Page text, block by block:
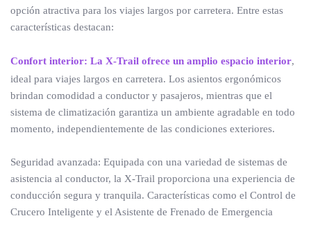
opción atractiva para los viajes largos por carretera. Entre estas
características destacan:
Confort interior: La X-Trail ofrece un amplio espacio interior,
ideal para viajes largos en carretera. Los asientos ergonómicos
brindan comodidad a conductor y pasajeros, mientras que el
sistema de climatización garantiza un ambiente agradable en todo
momento, independientemente de las condiciones exteriores.
Seguridad avanzada: Equipada con una variedad de sistemas de
asistencia al conductor, la X-Trail proporciona una experiencia de
conducción segura y tranquila. Características como el Control de
Crucero Inteligente y el Asistente de Frenado de Emergencia